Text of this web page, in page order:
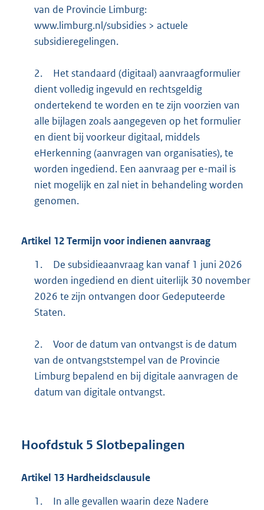
van de Provincie Limburg:
www.limburg.nl/subsidies > actuele
subsidieregelingen.
2.
Het standaard (digitaal) aanvraagformulier
dient volledig ingevuld en rechtsgeldig
ondertekend te worden en te zijn voorzien van
alle bijlagen zoals aangegeven op het formulier
en dient bij voorkeur digitaal, middels
eHerkenning (aanvragen van organisaties), te
worden ingediend. Een aanvraag per e-mail is
niet mogelijk en zal niet in behandeling worden
genomen.
Artikel 12Termijn voor indienen aanvraag
1.
De subsidieaanvraag kan vanaf 1 juni 2026
worden ingediend en dient uiterlijk 30 november
2026 te zijn ontvangen door Gedeputeerde
Staten.
2.
Voor de datum van ontvangst is de datum
van de ontvangststempel van de Provincie
Limburg bepalend en bij digitale aanvragen de
datum van digitale ontvangst.
Hoofdstuk 5 Slotbepalingen
Artikel 13 Hardheidsclausule
1.
In alle gevallen waarin deze Nadere